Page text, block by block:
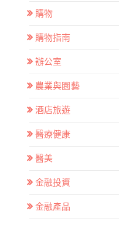
購物
購物指南
辦公室
農業與園藝
酒店旅遊
醫療健康
醫美
金融投資
金融產品